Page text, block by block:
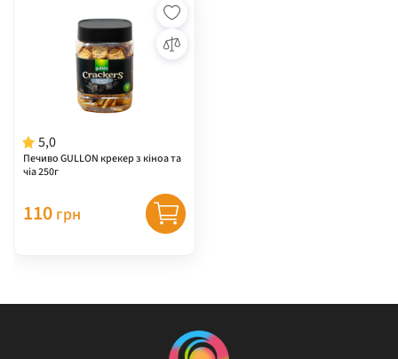
5,0
Печиво GULLON крекер з кіноа та
чіа 250г
110 грн